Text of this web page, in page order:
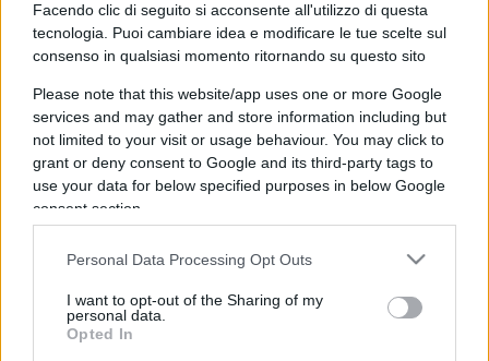
Facendo clic di seguito si acconsente all'utilizzo di questa
tecnologia. Puoi cambiare idea e modificare le tue scelte sul
consenso in qualsiasi momento ritornando su questo sito
Please note that this website/app uses one or more Google
services and may gather and store information including but
not limited to your visit or usage behaviour. You may click to
grant or deny consent to Google and its third-party tags to
use your data for below specified purposes in below Google
consent section.
Personal Data Processing Opt Outs
I want to opt-out of the Sharing of my
personal data.
Opted In
Corte dei conti, la riforma a
metà: si poteva fare di più
Chi firma non deve avere paura, chi paga le tasse
nemmeno. La magistratura contabile non deve
solo punire, ma aiutare la buona
amministrazione
diLuigi Bisignani
8 Agosto 2026, 19:00
1.5k